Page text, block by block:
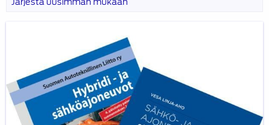
sähköajoneuvot
Sähkö-
ja
hybridiautojen